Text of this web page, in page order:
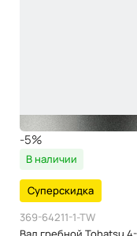
-5%
В наличии
Суперскидка
369-64211-1-TW